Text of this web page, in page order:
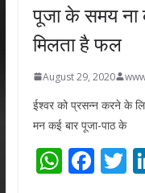
पूजा के समय ना
मिलता है फल
August 29, 2020
ईश्वर को प्रसन्न करने के
मन कई बार पूजा-पाठ के
W F T